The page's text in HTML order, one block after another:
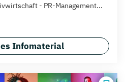
- PR-Management...
Infomaterial